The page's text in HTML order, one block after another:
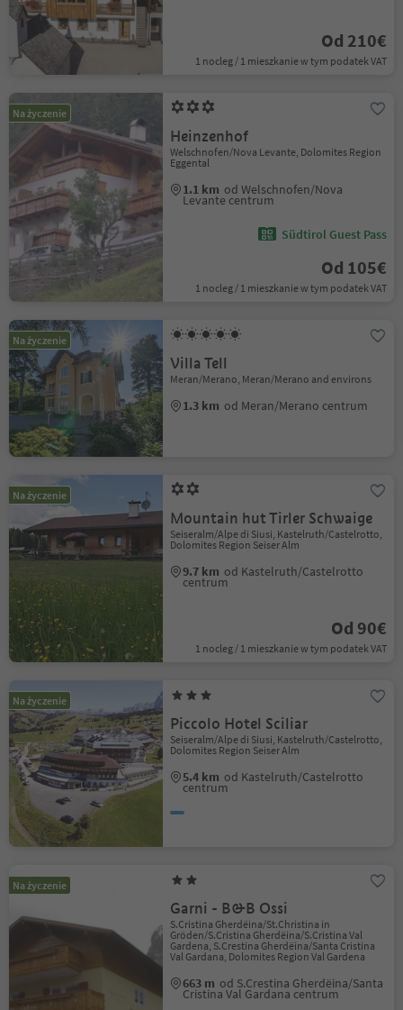
Od 210€
1 nocleg / 1 mieszkanie w tym podatek VAT
Na życzenie
Heinzenhof
Welschnofen/Nova Levante, Dolomites Region
Eggental
1.1 km od Welschnofen/Nova
Levante centrum
Südtirol Guest Pass
Od 105€
1 nocleg / 1 mieszkanie w tym podatek VAT
Na życzenie
Villa Tell
Meran/Merano, Meran/Merano and environs
1.3 km od Meran/Merano centrum
Na życzenie
Mountain hut Tirler Schwaige
Seiseralm/Alpe di Siusi, Kastelruth/Castelrotto,
Dolomites Region Seiser Alm
9.7 km od Kastelruth/Castelrotto
centrum
Od 90€
1 nocleg / 1 mieszkanie w tym podatek VAT
Na życzenie
Piccolo Hotel Sciliar
Seiseralm/Alpe di Siusi, Kastelruth/Castelrotto,
Dolomites Region Seiser Alm
5.4 km od Kastelruth/Castelrotto
centrum
Na życzenie
Garni - B&B Ossi
S.Cristina Gherdëina/St.Christina in
Gröden/S.Cristina Gherdëina/S.Cristina Val
Gardena, S.Crestina Gherdëina/Santa Cristina
Val Gardana, Dolomites Region Val Gardena
663 m od S.Crestina Gherdëina/Santa
Cristina Val Gardana centrum